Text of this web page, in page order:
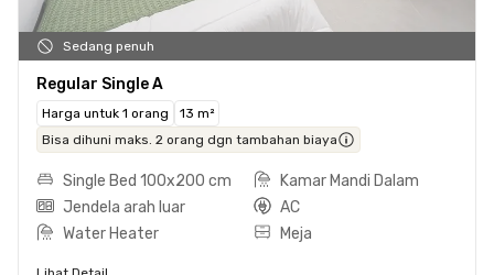
Sedang penuh
Regular Single A
Harga untuk 1 orang
13 m²
Bisa dihuni maks. 2 orang dgn tambahan biaya
Single Bed 100x200 cm
Kamar Mandi Dalam
Jendela arah luar
AC
Water Heater
Meja